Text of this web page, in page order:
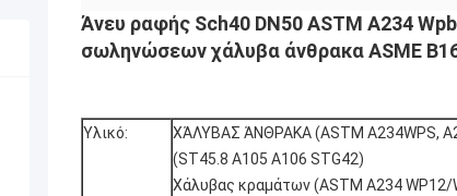
Άνευ ραφής Sch40 DN50 ASTM A234
σωληνώσεων χάλυβα άνθρακα ASME
Υλικό:
ΧΆΛΥΒΑΣ ΆΝΘΡΑΚΑ (ASTM A234WPS,
(ST45.8 A105 A106 STG42)
Χάλυβας κραμάτων (ASTM A234